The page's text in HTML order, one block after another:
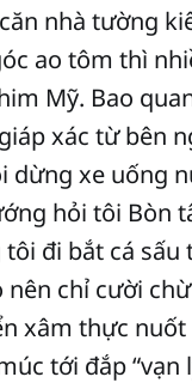
nhà tường
ao tôm thì
Mỹ. Bao
xác từ bên
dừng xe uống
hỏi tôi Bòn
đi bắt cá
chỉ cười
xâm thực
tới đắp “vạn